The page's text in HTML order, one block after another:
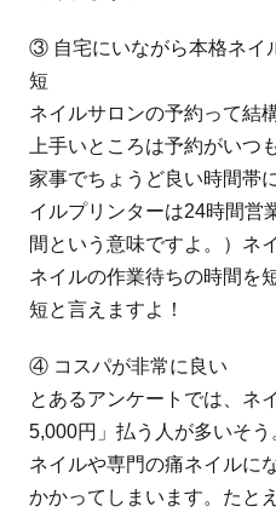
③ 自宅にいながら本格ネイ
短
ネイルサロンの予約って結
上手いところは予約がいつ
家事でちょうど良い時間帯
イルプリンターは24時間営
間という意味ですよ。）ネ
ネイルの作業待ちの時間を
短と言えますよ！
④ コスパが非常に良い
とあるアンケートでは、ネ
5,000円」払う人が多いそ
ネイルや専門の痛ネイルに
かかってしまいます。たと